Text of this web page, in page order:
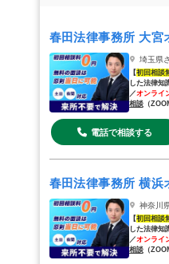
春田法律事務所 大宮
埼玉県さ
【初回相談
した法律知
／オンライ
相談（
所相談
電話で相談する
春田法律事務所 横浜
神奈川県
【初回相談
した法律知
／オンライ
相談（
所相談